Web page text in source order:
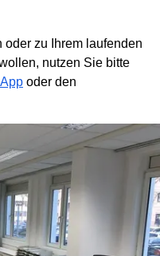
zu Ihrem laufenden
nutzen Sie bitte
oder den